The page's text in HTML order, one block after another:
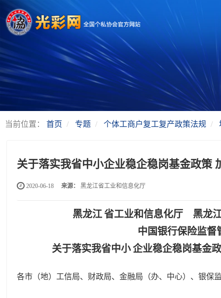
当前位置： 首页 专题 个体工商户复工复产政策法规
关于落实我省中小企业稳企稳岗基金政策
2020-06-18 来源： 黑龙江省工业和信息化厅
黑龙江省工业和信息化厅 黑龙
中国银行保险监
关于落实我省中小 企业稳企稳岗基金
各市（地）工信局、财政局、金融局（办、中心）、银保